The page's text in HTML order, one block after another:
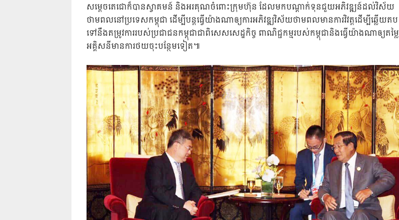
សម្តេចតេជោក៏បានស្វាគមន៍ និងអរគុណចំពោះក្រុមហ៊ុន ដែលមកបណ្ដាក់ទុនជួយអភិវឌ្ឍន៍ដល់វិស័យ
ថាមពលនៅប្រទេសកម្ពុជា ដើម្បីបន្តធ្វើយ៉ាងណាឲ្យការអភិវឌ្ឍវិស័យថាមពលមានការវិវត្តដើម្បីឆ្លើយតប
ទៅនឹងតម្រូវការរបស់ប្រជាជនកម្ពុជាជាពិសេសសេដ្ឋកិច្ច ពាណិជ្ជកម្មរបស់កម្ពុជានិងធ្វើយ៉ាងណាឲ្យតម្លៃ
អគ្គិសនីមានការថយចុះបន្ថែមទៀត៕